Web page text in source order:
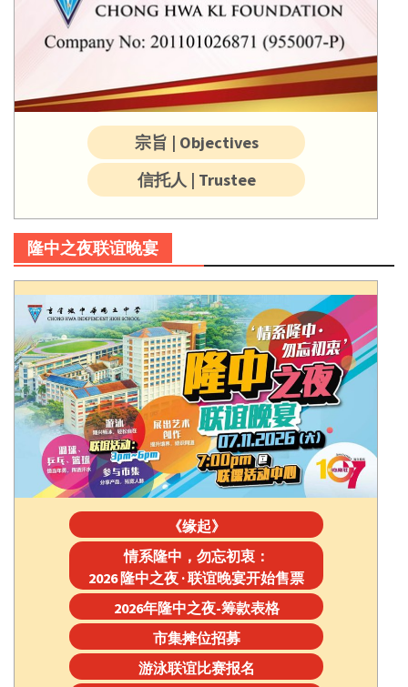
宗旨 | Objectives
信托人 | Trustee
隆中之夜联谊晚宴
《缘起》
情系隆中，勿忘初衷：
2026 隆中之夜 · 联谊晚宴开始售票
2026年隆中之夜-筹款表格
市集摊位招募
游泳联谊比赛报名